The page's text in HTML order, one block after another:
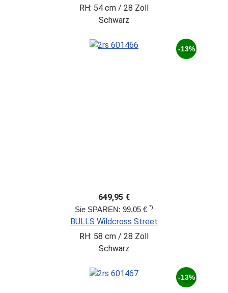
RH: 54 cm / 28 Zoll
Schwarz
-13%
649,95 €
Sie SPAREN: 99,05 € *)
BULLS Wildcross Street
RH: 58 cm / 28 Zoll
Schwarz
-13%